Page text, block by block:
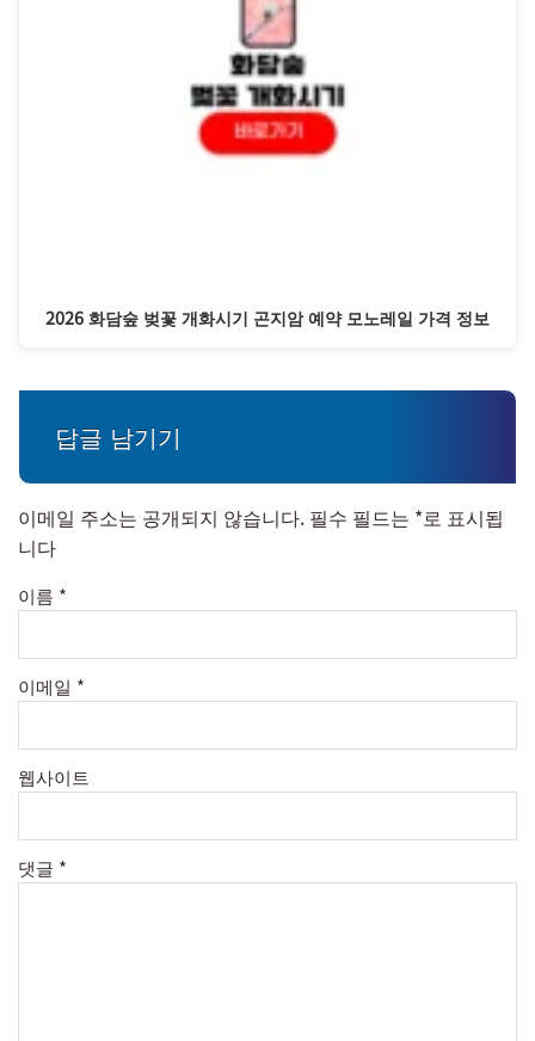
2026 화담숲 벚꽃 개화시기 곤지암 예약 모노레일 가격 정보
답글 남기기
이메일 주소는 공개되지 않습니다. 필수 필드는 *로 표시됩
니다
이름 *
이메일 *
웹사이트
댓글 *